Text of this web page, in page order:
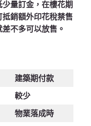
量訂金，在樓花期
銷額外印花稅禁售
不多可以放售。
建築期付款
較少
物業落成時